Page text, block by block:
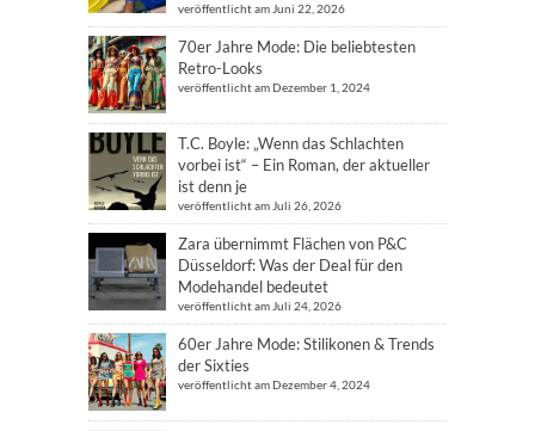
veröffentlicht am Juni 22, 2026
70er Jahre Mode: Die beliebtesten
Retro-Looks
veröffentlicht am Dezember 1, 2024
T.C. Boyle: „Wenn das Schlachten
vorbei ist“ – Ein Roman, der aktueller
ist denn je
veröffentlicht am Juli 26, 2026
Zara übernimmt Flächen von P&C
Düsseldorf: Was der Deal für den
Modehandel bedeutet
veröffentlicht am Juli 24, 2026
60er Jahre Mode: Stilikonen & Trends
der Sixties
veröffentlicht am Dezember 4, 2024